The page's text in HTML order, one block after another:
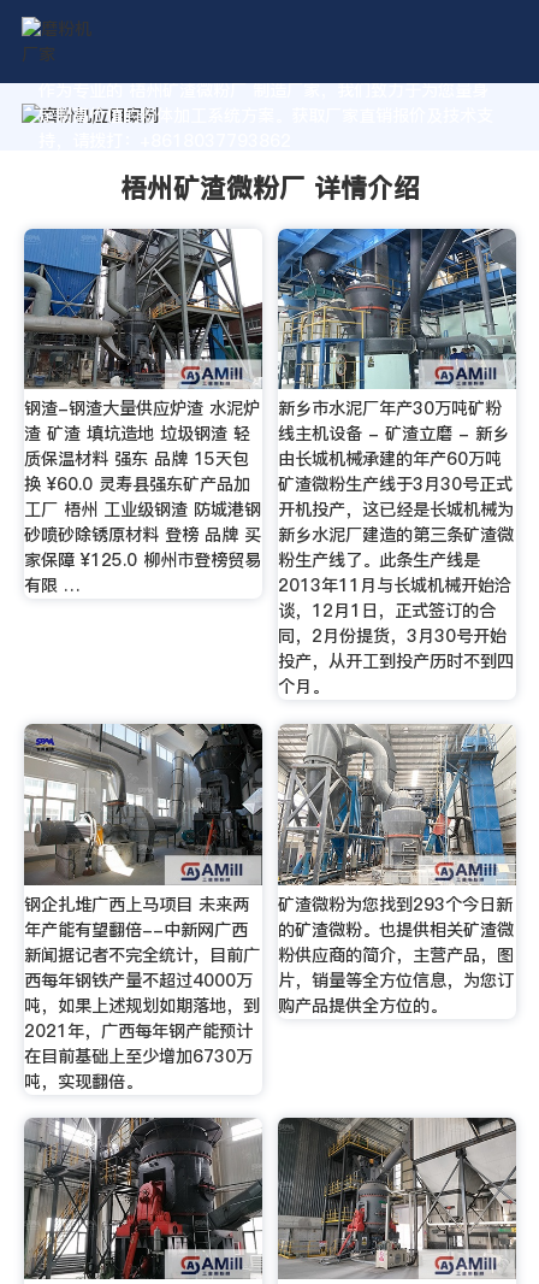
作为专业的 梧州矿渣微粉厂 制造厂家，我们致力于为您量身
定制高价值的粉体加工系统方案。获取厂家直销报价及技术支
梧州矿渣微粉厂 详情介绍
钢渣-钢渣大量供应炉渣 水泥炉
渣 矿渣 填坑造地 垃圾钢渣 轻
质保温材料 强东 品牌 15天包
换 ¥60.0 灵寿县强东矿产品加
工厂 梧州 工业级钢渣 防城港钢
砂喷砂除锈原材料 登榜 品牌 买
家保障 ¥125.0 柳州市登榜贸易
有限 …
新乡市水泥厂年产30万吨矿粉
线主机设备 - 矿渣立磨 - 新乡
由长城机械承建的年产60万吨
矿渣微粉生产线于3月30号正式
开机投产，这已经是长城机械为
新乡水泥厂建造的第三条矿渣微
粉生产线了。此条生产线是
2013年11月与长城机械开始洽
谈，12月1日，正式签订的合
同，2月份提货，3月30号开始
投产，从开工到投产历时不到四
个月。
钢企扎堆广西上马项目 未来两
年产能有望翻倍--中新网广西
新闻据记者不完全统计，目前广
西每年钢铁产量不超过4000万
吨，如果上述规划如期落地，到
2021年，广西每年钢产能预计
在目前基础上至少增加6730万
吨，实现翻倍。
矿渣微粉为您找到293个今日新
的矿渣微粉。也提供相关矿渣微
粉供应商的简介，主营产品，图
片，销量等全方位信息，为您订
购产品提供全方位的。